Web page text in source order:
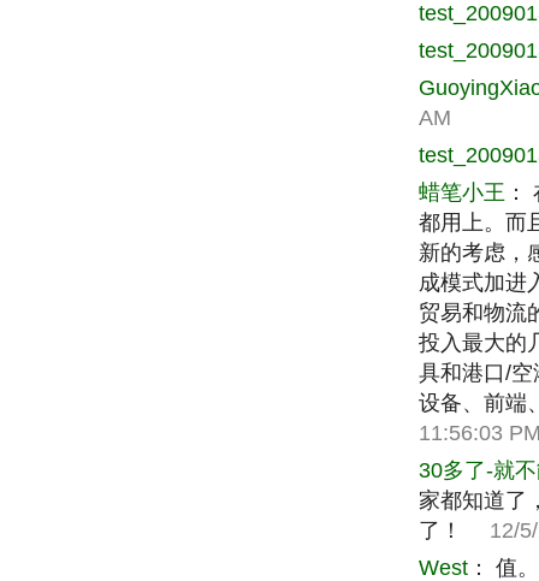
AM
蜡笔小王 ：
都用上。而
新的考虑，
成模式加进
贸易和物流
投入最大的
具和港口/
设备、前端
11:56:03
30多了-就
家都知道了
了！
12/5/
West ： 值